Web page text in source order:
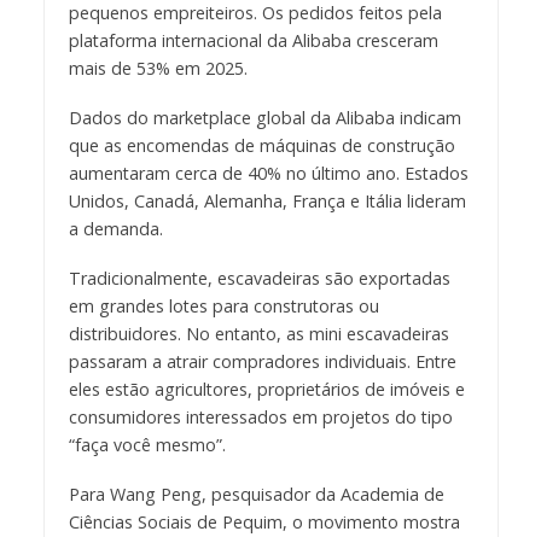
pequenos empreiteiros. Os pedidos feitos pela
plataforma internacional da Alibaba cresceram
mais de 53% em 2025.
Dados do marketplace global da Alibaba indicam
que as encomendas de máquinas de construção
aumentaram cerca de 40% no último ano. Estados
Unidos, Canadá, Alemanha, França e Itália lideram
a demanda.
Tradicionalmente, escavadeiras são exportadas
em grandes lotes para construtoras ou
distribuidores. No entanto, as mini escavadeiras
passaram a atrair compradores individuais. Entre
eles estão agricultores, proprietários de imóveis e
consumidores interessados em projetos do tipo
“faça você mesmo”.
Para Wang Peng, pesquisador da Academia de
Ciências Sociais de Pequim, o movimento mostra